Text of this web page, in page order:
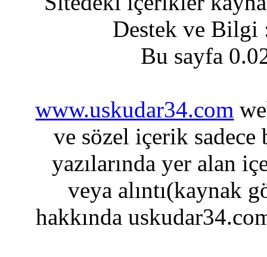
Destek ve
Bu sayfa
www.uskudar34.com
ve sözel içerik sadece
yazılarında yer alan
veya alıntı(kaynak
hakkında